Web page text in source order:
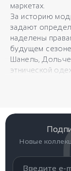
маркетах.
За историю
задают
наделены
будущем
Шанель,
этнической
сложно
большинстве
искренности.
Дизайнерская
набирает
каждую вещь
– это их
Новые